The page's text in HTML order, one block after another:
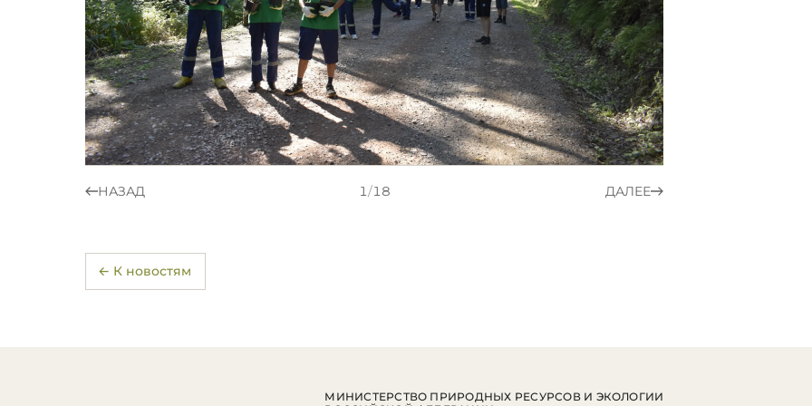
НАЗАД 1/18 ДАЛЕЕ
← К новостям
МИНИСТЕРСТВО ПРИРОДНЫХ РЕСУРСОВ И ЭКОЛОГИИ